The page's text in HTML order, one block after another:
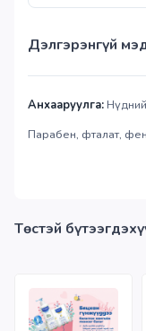
Дэлгэрэнгүй
Анхааруулга:
Парабен, фталат,
Төстэй